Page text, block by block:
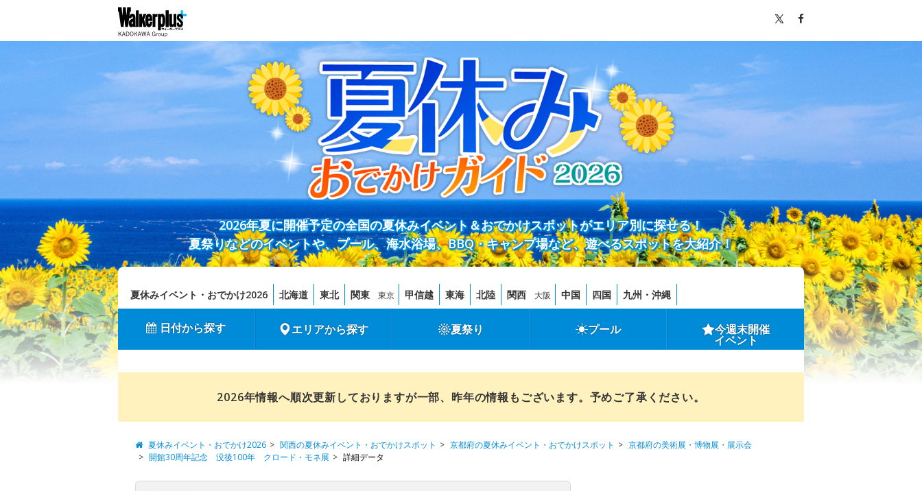
2026年夏に開催予定の全国の夏休みイベント＆おでかけスポットがエリア別に探せる！
夏祭りなどのイベントや、プール、海水浴場、BBQ・キャンプ場など、遊べるスポットを大紹介！
夏休みイベント・おでかけ2026 北海道 東北 関東 東京 甲信越 東海 北陸 関西 大阪 中国 四国 九州・沖縄
日付から探す エリアから探す 夏祭り プール 今週末開催
イベント
2026年情報へ順次更新しておりますが一部、昨年の情報もございます。予めご了承ください。
夏休みイベント・おでかけ2026 関西の夏休みイベント・おでかけスポット 京都府の夏休みイベント・おでかけスポット
京都府の美術展・博物展・展示会
開館30周年記念 没後100年 クロード・モネ展
詳細データ